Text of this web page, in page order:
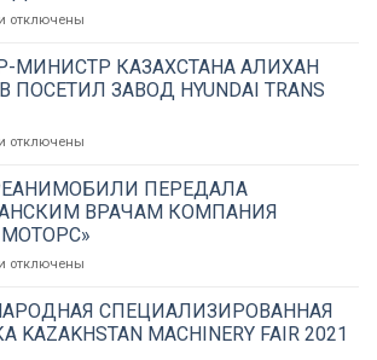
к
НУРЛАН
СМАГУЛОВ:
–
КЛАСТЕР
МСБ
ВОКРУГ
НАШИХ
АВТОЗАВОДОВ
отключены
МИНИСТР КАЗАХСТАНА АЛИХАН
ЗАВОД HYUNDAI TRANS
к
ПРЕМЬЕР-
МИНИСТР
КАЗАХСТАНА
АЛИХАН
СМАИЛОВ
ЗАВОД
HYUNDAI
отключены
ПЕРЕДАЛА
ВРАЧАМ КОМПАНИЯ
МОТОРС»
к
НОВЫЕ
РЕАНИМОБИЛИ
отключены
СПЕЦИАЛИЗИРОВАННАЯ
KAZAKHSTAN MACHINERY FAIR 2021